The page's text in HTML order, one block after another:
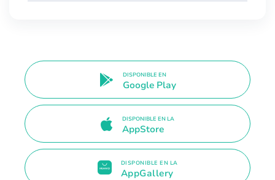
DISPONIBLE EN
Google Play
DISPONIBLE EN LA
AppStore
DISPONIBLE EN LA
AppGallery